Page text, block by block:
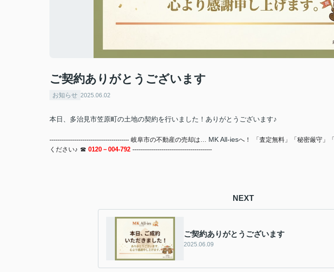
ご契約ありがとうございます
お知らせ 2025.06.02
本日、多治見市笠原町の土地の契約を行いました！ありがとうございます♪
----------------------------------------- 岐阜市の不動産の売却は… MK All-iesへ！ 「査定無料」「秘密厳守」
ください♪ ☎ 0120－004-792 -----------------------------------------
NEXT
ご契約ありがとうございます
2025.06.09